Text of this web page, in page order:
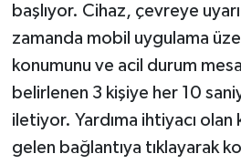
başlıyor. Cihaz, çevreye
zamanda mobil uygulama
konumunu ve acil durum
belirlenen 3 kişiye her 10
iletiyor. Yardıma ihtiyacı olan
gelen bağlantıya tıklayarak